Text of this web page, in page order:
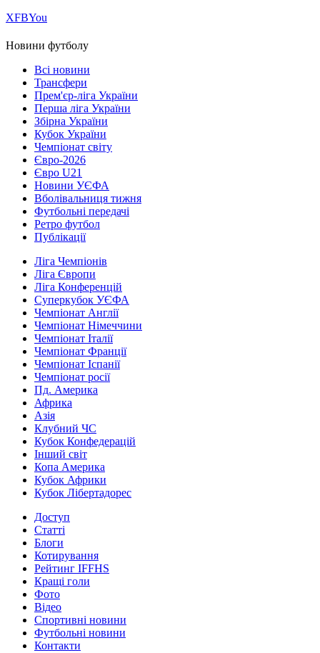
ХFBYou
Новини футболу
Всі новини
Трансфери
Прем'єр-ліга України
Перша ліга України
Збірна України
Кубок України
Чемпіонат світу
Євро-2026
Євро U21
Новини УЄФА
Вболівальниця тижня
Футбольні передачі
Ретро футбол
Публікації
Ліга Чемпіонів
Ліга Європи
Ліга Конференцій
Суперкубок УЄФА
Чемпіонат Англії
Чемпіонат Німеччини
Чемпіонат Італії
Чемпіонат Франції
Чемпіонат Іспанії
Чемпіонат росії
Пд. Америка
Африка
Азія
Клубний ЧС
Кубок Конфедерацій
Інший світ
Копа Америка
Кубок Африки
Кубок Лібертадорес
Доступ
Статті
Блоги
Котирування
Рейтинг IFFHS
Кращі голи
Фото
Відео
Спортивні новини
Футбольні новини
Контакти